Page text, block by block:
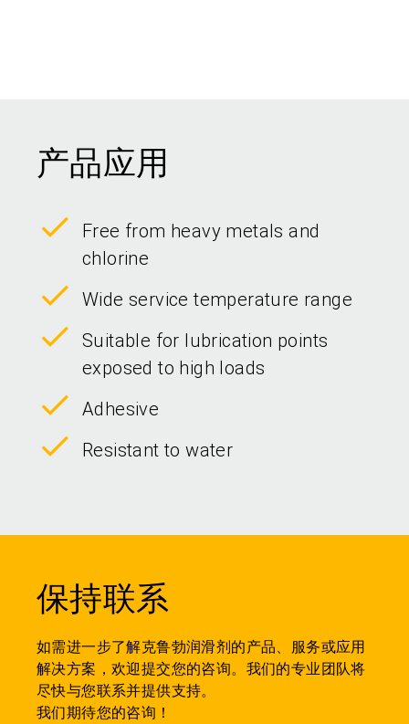
产品应用
Free from heavy metals and
chlorine
Wide service temperature range
Suitable for lubrication points
exposed to high loads
Adhesive
Resistant to water
保持联系
如需进一步了解克鲁勃润滑剂的产品、服务或应用
解决方案，欢迎提交您的咨询。我们的专业团队将
尽快与您联系并提供支持。
我们期待您的咨询！